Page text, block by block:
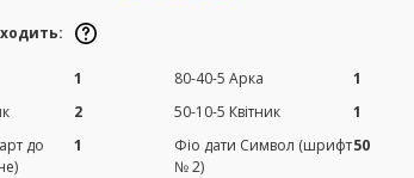
1 80-40-5 Арка
1
2 50-10-5 Квітник
1
до
1
Фіо дати Символ (шрифт
№ 2)
50